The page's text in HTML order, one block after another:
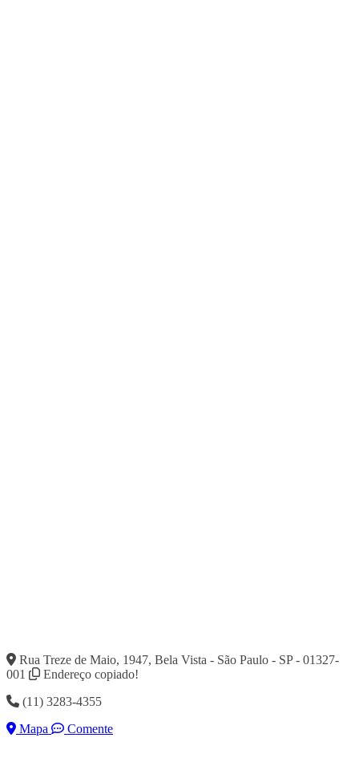
Rua Treze de Maio, 1947, Bela Vista - São Paulo - SP - 01327-
001
Endereço copiado!
(11) 3283-4355
Mapa
Comente